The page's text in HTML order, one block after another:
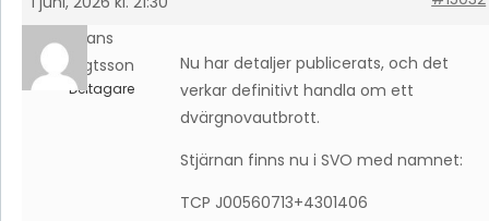
Hans
Bengtsson
Deltagare
Nu har detaljer publicerats, och det
verkar definitivt handla om ett
dvärgnovautbrott.
Stjärnan finns nu i SVO med namnet:
TCP J00560713+4301406